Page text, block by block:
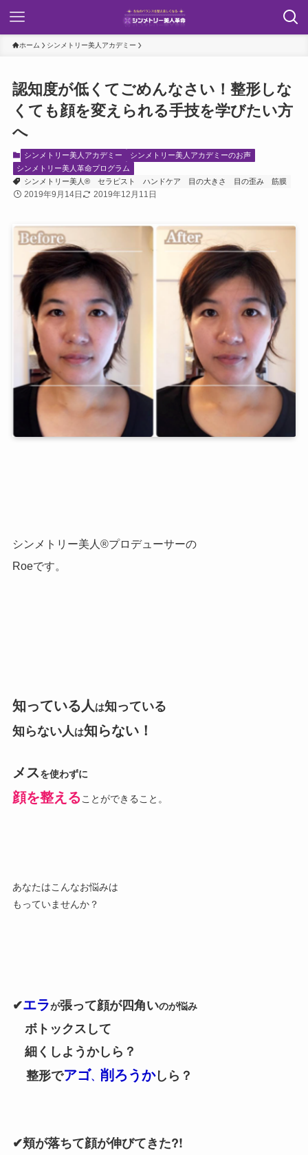
ホーム シンメトリー美人アカデミー
認知度が低くてごめんなさい！整形しな
くても顔を変えられる手技を学びたい方
へ
シンメトリー美人アカデミー
シンメトリー美人アカデミーのお声
シンメトリー美人革命プログラム
シンメトリー美人®
セラピスト ハンドケア 目の大きさ 目の歪み 筋膜
2019年9月14日 2019年12月11日
シンメトリー美人®プロデューサーの
Roeです。
知っている人 は知っている
知らない人は知らない！
メスを使わずに
顔を整えることができること。
あなたはこんなお悩みは
もっていませんか？
✔エラが張って顔が四角いのが悩み
ボトックスして
細くしようかしら？
整形でアゴ、 削ろうかしら？
✔頬が落ちて顔が伸びてきた?!